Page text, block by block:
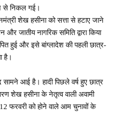
से निकल गई।
शेख हसीना को सत्ता से हटाए जाने
जातीय नागरिक समिति द्वारा किया
हुई और इसे बांग्लादेश की पहली छात्र-
है।
सामने आई है। हादी पिछले वर्ष हुए छात्र
शेख हसीना के नेतृत्व वाली अवामी
फरवरी को होने वाले आम चुनावों के